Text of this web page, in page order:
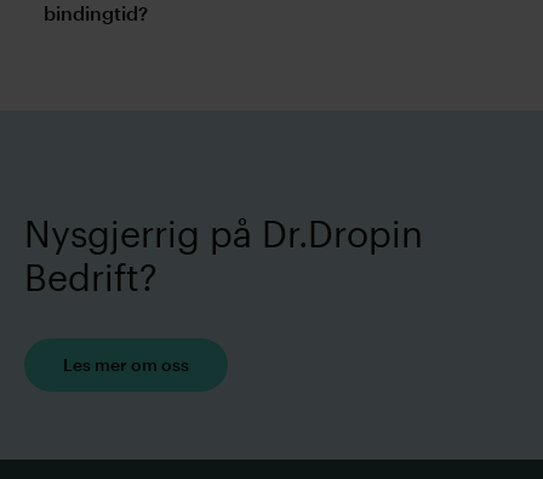
bindingtid?
Nysgjerrig på Dr.Dropin
Bedrift?
Les mer om oss